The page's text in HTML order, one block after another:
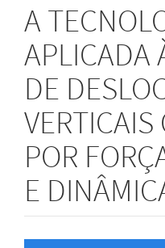
A
APLICADA
DE
POR
E